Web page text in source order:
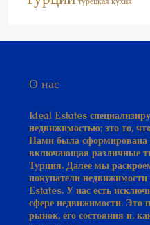
недвижимостью; это то,
Нами была сформирована
включающая различные
Турция. Далее мы
покупатели
Estates. У нас есть
сфере недвижимости. Это
рынок, его состояния и,
изменения.